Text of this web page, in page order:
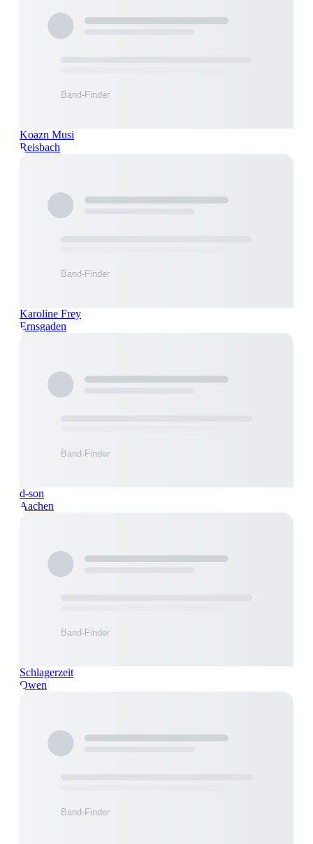
Koazn Musi
Reisbach
Karoline Frey
Ernsgaden
d-son
Aachen
Schlagerzeit
Owen